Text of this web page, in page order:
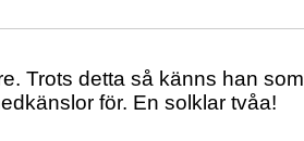
Trots detta så känns han som
för. En solklar tvåa!